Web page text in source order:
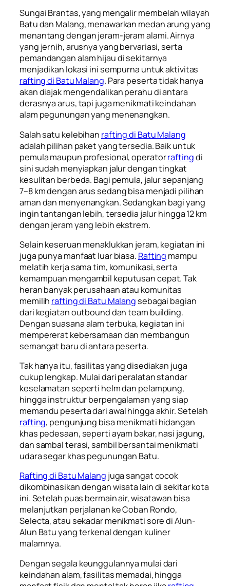
Sungai Brantas, yang mengalir membelah wilayah
Batu dan Malang, menawarkan medan arung yang
menantang dengan jeram-jeram alami. Airnya
yang jernih, arusnya yang bervariasi, serta
pemandangan alam hijau di sekitarnya
menjadikan lokasi ini sempurna untuk aktivitas
rafting di Batu Malang. Para peserta tidak hanya
akan diajak mengendalikan perahu di antara
derasnya arus, tapi juga menikmati keindahan
alam pegunungan yang menenangkan.
Salah satu kelebihan rafting di Batu Malang
adalah pilihan paket yang tersedia. Baik untuk
pemula maupun profesional, operatorraftingdi
sini sudah menyiapkan jalur dengan tingkat
kesulitan berbeda. Bagi pemula, jalur sepanjang
7–8 km dengan arus sedang bisa menjadi pilihan
aman dan menyenangkan. Sedangkan bagi yang
ingin tantangan lebih, tersedia jalur hingga 12 km
dengan jeram yang lebih ekstrem.
Selain keseruan menaklukkan jeram, kegiatan ini
juga punya manfaat luar biasa. Rafting mampu
melatih kerja sama tim, komunikasi, serta
kemampuan mengambil keputusan cepat. Tak
heran banyak perusahaan atau komunitas
memilih rafting di Batu Malang sebagai bagian
dari kegiatan outbound dan team building.
Dengan suasana alam terbuka, kegiatan ini
mempererat kebersamaan dan membangun
semangat baru di antara peserta.
Tak hanya itu, fasilitas yang disediakan juga
cukup lengkap. Mulai dari peralatan standar
keselamatan seperti helm dan pelampung,
hingga instruktur berpengalaman yang siap
memandu peserta dari awal hingga akhir. Setelah
rafting, pengunjung bisa menikmati hidangan
khas pedesaan, seperti ayam bakar, nasi jagung,
dan sambal terasi, sambil bersantai menikmati
udara segar khas pegunungan Batu.
Rafting di Batu Malang juga sangat cocok
dikombinasikan dengan wisata lain di sekitar kota
ini. Setelah puas bermain air, wisatawan bisa
melanjutkan perjalanan ke Coban Rondo,
Selecta, atau sekadar menikmati sore di Alun-
Alun Batu yang terkenal dengan kuliner
malamnya.
Dengan segala keunggulannya mulai dari
keindahan alam, fasilitas memadai, hingga